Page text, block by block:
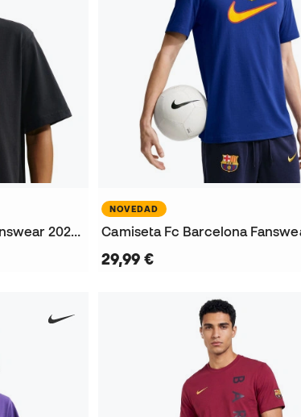
Camiseta Fc Barcelona Fanswear 2026-2027 Mujer
NOVEDAD
29,99 €